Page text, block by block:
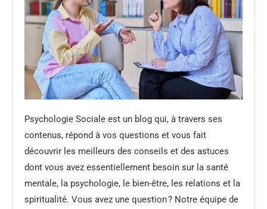
Psychologie Sociale est un blog qui, à travers ses
contenus, répond à vos questions et vous fait
découvrir les meilleurs des conseils et des astuces
dont vous avez essentiellement besoin sur la santé
mentale, la psychologie, le bien-être, les relations et la
spiritualité. Vous avez une question ? Notre équipe de